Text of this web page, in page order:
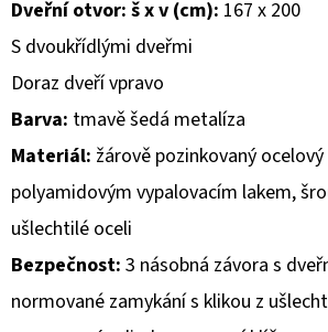
Dveřní otvor: š x v (cm): 167 x 200
S dvoukřídlými dveřmi
Doraz dveří vpravo
Barva: tmavě šedá metalíza
Materiál: žárově pozinkovaný
polyamidovým vypalovacím lakem,
ušlechtilé oceli
Bezpečnost: 3 násobná závora s
normované zamykání s klikou z
HLEDAT
D
O
P
O
R
U